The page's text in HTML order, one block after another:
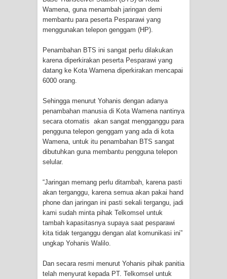
Profil Lengkap Aceh, Provinsi
Istimewa di Ujung Sumatera
Lima Rumah Pribadi Terbakar Di
Hamadi Jayapura Selatan
Imbau Waspada Susulan
Mama-Mama Pasar Lama Sentani
Protes Tumpukan Sampah dengan
Menghambur ke Tengah Jalan
Polres Jayapura Terima Laporan
Hilangnya Agustina Ester Bonsapia
Marthen Medlama Sebut Pemprov
Papua Siapkan 1000 Kuota Beasiswa
Wamena, guna menambah jaringan demi
membantu para peserta Pesparawi yang
menggunakan telepon genggam (HP).
Penambahan BTS ini sangat perlu dilakukan
karena diperkirakan peserta Pesparawi yang
datang ke Kota Wamena diperkirakan mencapai
6000 orang.
Sehingga menurut Yohanis dengan adanya
penambahan manusia di Kota Wamena nantinya
secara otomatis akan sangat mengganggu para
pengguna telepon genggam yang ada di kota
Wamena, untuk itu penambahan BTS sangat
dibutuhkan guna membantu pengguna telepon
selular.
“Jaringan memang perlu ditambah, karena pasti
akan terganggu, karena semua akan pakai hand
phone dan jaringan ini pasti sekali tergangu, jadi
kami sudah minta pihak Telkomsel untuk
tambah kapasitasnya supaya saat pesparawi
kita tidak terganggu dengan alat komunikasi ini”
ungkap Yohanis Walilo.
Dan secara resmi menurut Yohanis pihak panitia
telah menyurat kepada PT. Telkomsel untuk